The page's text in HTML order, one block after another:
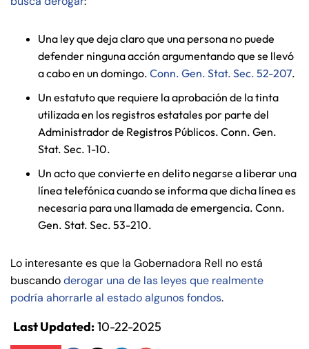
y
de
C
on
ne
cti
cu
Una ley que deja claro que una persona no puede
defender ninguna acción argumentando que se llevó
a cabo en un domingo. Conn. Gen. Stat. Sec. 52-207.
Un estatuto que requiere la aprobación de la tinta
utilizada en los registros estatales por parte del
Administrador de Registros Públicos. Conn. Gen.
Stat. Sec. 1-10.
Un acto que convierte en delito negarse a liberar una
línea telefónica cuando se informa que dicha línea es
necesaria para una llamada de emergencia. Conn.
Gen. Stat. Sec. 53-210.
Lo interesante es que la Gobernadora Rell no está
buscandoderogar una de las leyes que realmente
podría ahorrarle al estado algunos fondos.
Last Updated:10-22-2025